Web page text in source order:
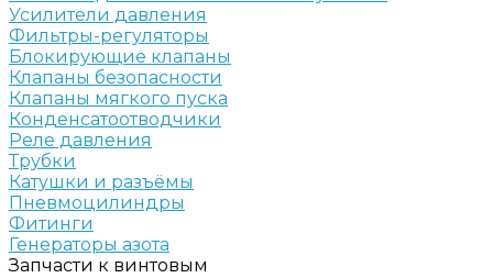
Усилители давления
Фильтры-регуляторы
Блокирующие клапаны
Клапаны безопасности
Клапаны мягкого пуска
Конденсатоотводчики
Реле давления
Трубки
Катушки и разъёмы
Пневмоцилиндры
Фитинги
Генераторы азота
Запчасти к винтовым